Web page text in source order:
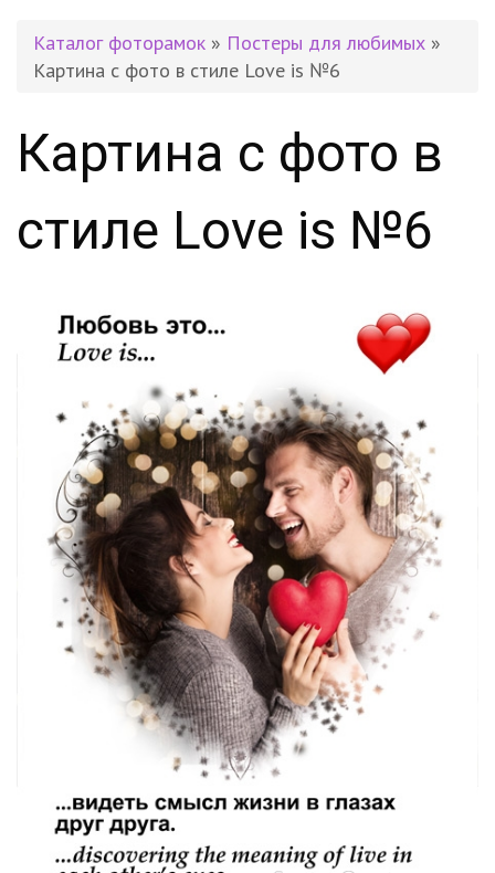
Каталог фоторамок » Постеры для любимых »
Картина с фото в стиле Love is №6
Картина с фото в
стиле Love is №6